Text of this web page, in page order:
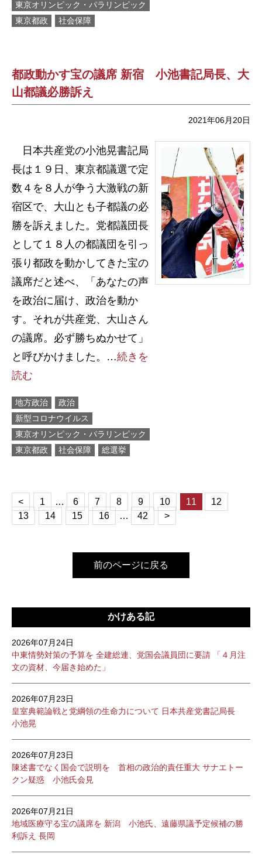
東京オリンピック・パラリンピック
東京都政
社会保障
都政動かす宝の議席 新宿 小池書記局長、大
山都議必勝訴え
2021年06月20日
日本共産党の小池晃書記局
長は１９日、東京都議選で定
数４を８人が争う大激戦の新
宿区で、大山とも子都議の必
勝を訴えました。党都議団長
として１８人の都議団を引っ
張り都政を動かしてきた宝の
議席だと述べ、「あなたの声
を政治に届け、政治を動か
す。それが共産党、大山さん
の議席。必ず勝ちぬかせて」
と呼びかけました。…続きを
読む
地方政治
政治
新型コロナウイルス
東京オリンピック・パラリンピック
東京都政
社会保障 総選挙
< 1 … 6 7 8 9 10 11
12
13
14 15 16 … 42 >
前のページに戻る
かけある記
2026年07月24日
中東情勢対策の予算を 全建総連、党国会議員団に要請 「４月注
文の資材、今届き始めた」
2026年07月23日
皇室典範論戦と党綱領の生命力について 日本共産党書記局長
小池晃
2026年07月23日
陳述書でなく国会で説明を 首相の政治的責任重大 サナエトー
クン疑惑 小池氏会見
2026年07月21日
地域医療守る宝の議席を 新潟 小池氏、遠藤県議予定候補の勝
利訴え 長岡